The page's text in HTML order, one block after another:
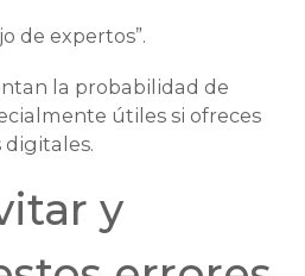
de expertos”.
la probabilidad de
útiles si ofreces
digitales.
y